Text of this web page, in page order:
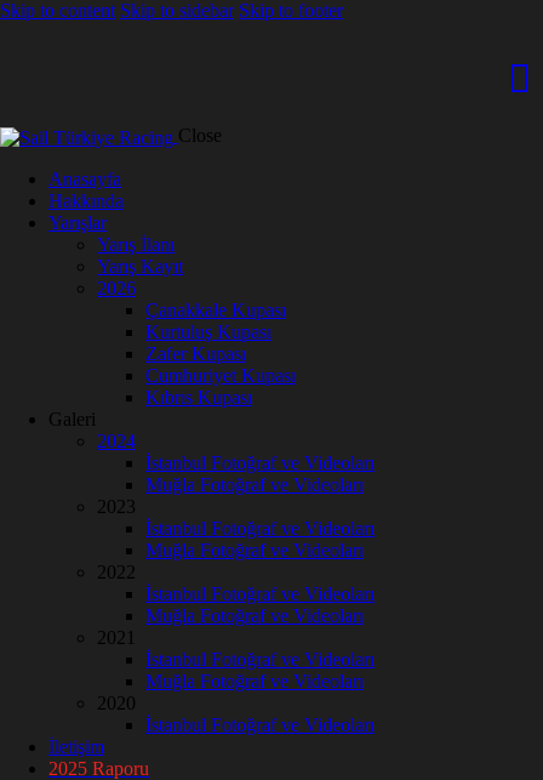
Skip to content Skip to sidebar Skip to footer
Close
Anasayfa
Hakkında
Yarışlar
Yarış İlanı
Yarış Kayıt
2026
Çanakkale Kupası
Kurtuluş Kupası
Zafer Kupası
Cumhuriyet Kupası
Kıbrıs Kupası
Galeri
2024
İstanbul Fotoğraf ve Videoları
Muğla Fotoğraf ve Videoları
2023
İstanbul Fotoğraf ve Videoları
Muğla Fotoğraf ve Videoları
2022
İstanbul Fotoğraf ve Videoları
Muğla Fotoğraf ve Videoları
2021
İstanbul Fotoğraf ve Videoları
Muğla Fotoğraf ve Videoları
2020
İstanbul Fotoğraf ve Videoları
İletişim
2025 Raporu